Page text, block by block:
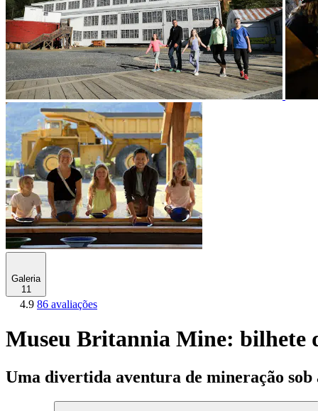
Galeria
11
4.9 86 avaliações
Museu Britannia Mine: bilhete
Uma divertida aventura de mineração sob